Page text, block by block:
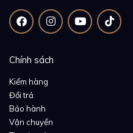
Chính sách
Kiểm hàng
Đổi trả
Bảo hành
Vận chuyển